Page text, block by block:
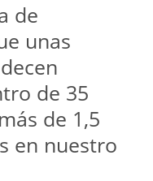
de
unas
de 35
de 1,5
en nuestro